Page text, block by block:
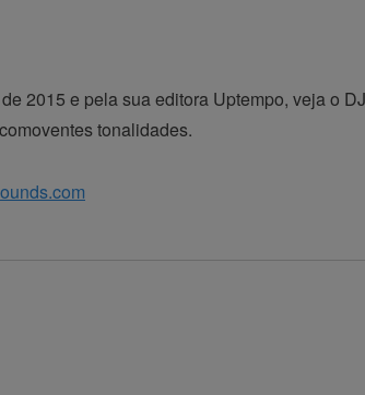
2015 e pela sua editora Uptempo, veja o
tonalidades.